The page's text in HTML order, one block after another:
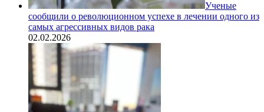
Ученые
сообщили о революционном успехе в лечении одного из
самых агрессивных видов рака
02.02.2026